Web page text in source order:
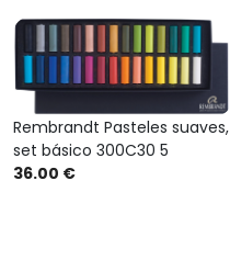
Rembrandt Pasteles suaves,
set básico 300C30 5
36.00 €